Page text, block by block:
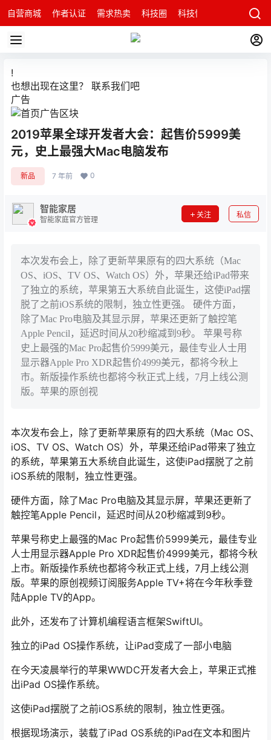
自营商城 作者认证 需求热卖 科技圈 科技快讯 智能科技问
!
也想出现在这里？ 联系我们吧
广告
2019苹果全球开发者大会：起售价5999美
元，史上最强大Mac电脑发布
新品 7 年前 0
智能家居
智能家庭官方管理
关注 私信
本次发布会上，除了更新苹果原有的四大系统（Mac
OS、iOS、TV OS、Watch OS）外，苹果还给iPad带来
了独立的系统，苹果第五大系统自此诞生，这使iPad摆
脱了之前iOS系统的限制，独立性更强。 硬件方面，
除了Mac Pro电脑及其显示屏，苹果还更新了触控笔
Apple Pencil，延迟时间从20秒缩减到9秒。 苹果号称
史上最强的Mac Pro起售价5999美元，最佳专业人士用
显示器Apple Pro XDR起售价4999美元，都将今秋上
市。新版操作系统也都将今秋正式上线，7月上线公测
版。苹果的原创视
本次发布会上，除了更新苹果原有的四大系统（Mac OS、
iOS、TV OS、Watch OS）外，苹果还给iPad带来了独立
的系统，苹果第五大系统自此诞生，这使iPad摆脱了之前
iOS系统的限制，独立性更强。
硬件方面，除了Mac Pro电脑及其显示屏，苹果还更新了
触控笔Apple Pencil，延迟时间从20秒缩减到9秒。
苹果号称史上最强的Mac Pro起售价5999美元，最佳专业
人士用显示器Apple Pro XDR起售价4999美元，都将今秋
上市。新版操作系统也都将今秋正式上线，7月上线公测
版。苹果的原创视频订阅服务Apple TV+将在今年秋季登
陆Apple TV的App。
此外，还发布了计算机编程语言框架SwiftUI。
独立的iPad OS操作系统，让iPad变成了一部小电脑
在今天凌晨举行的苹果WWDC开发者大会上，苹果正式推
出iPad OS操作系统。
这使iPad摆脱了之前iOS系统的限制，独立性更强。
根据现场演示，装载了iPad OS系统的iPad在文本和图片